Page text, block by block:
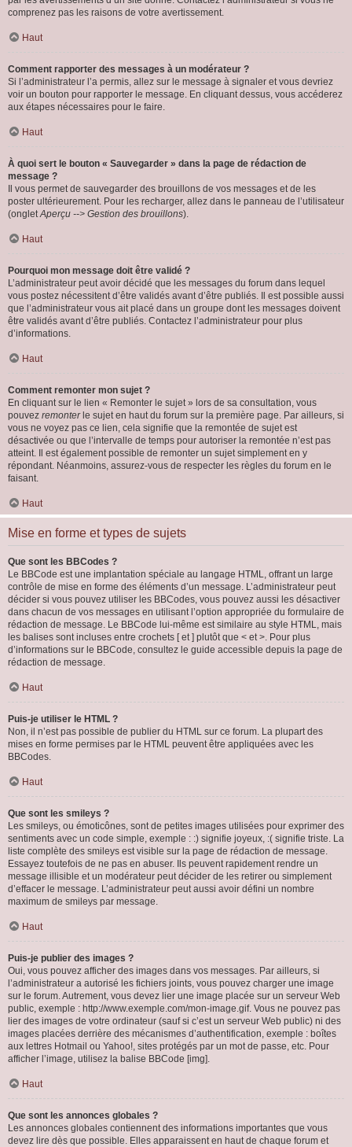
comprenez pas les raisons de votre avertissement.
Haut
Comment rapporter des messages à un modérateur ?
Si l’administrateur l’a permis, allez sur le message à signaler et vous devriez
voir un bouton pour rapporter le message. En cliquant dessus, vous accéderez
aux étapes nécessaires pour le faire.
Haut
À quoi sert le bouton « Sauvegarder » dans la page de rédaction de
message ?
Il vous permet de sauvegarder des brouillons de vos messages et de les
poster ultérieurement. Pour les recharger, allez dans le panneau de l’utilisateur
(ongletAperçu --> Gestion des brouillons).
Haut
Pourquoi mon message doit être validé ?
L’administrateur peut avoir décidé que les messages du forum dans lequel
vous postez nécessitent d’être validés avant d’être publiés. Il est possible aussi
que l’administrateur vous ait placé dans un groupe dont les messages doivent
être validés avant d’être publiés. Contactez l’administrateur pour plus
d’informations.
Haut
Comment remonter mon sujet ?
En cliquant sur le lien « Remonter le sujet » lors de sa consultation, vous
pouvez remonterle sujet en haut du forum sur la première page. Par ailleurs, si
vous ne voyez pas ce lien, cela signifie que la remontée de sujet est
désactivée ou que l’intervalle de temps pour autoriser la remontée n’est pas
atteint. Il est également possible de remonter un sujet simplement en y
répondant. Néanmoins, assurez-vous de respecter les règles du forum en le
faisant.
Haut
Mise en forme et types de sujets
Que sont les BBCodes ?
Le BBCode est une implantation spéciale au langage HTML, offrant un large
contrôle de mise en forme des éléments d’un message. L’administrateur peut
décider si vous pouvez utiliser les BBCodes, vous pouvez aussi les désactiver
dans chacun de vos messages en utilisant l’option appropriée du formulaire de
rédaction de message. Le BBCode lui-même est similaire au style HTML, mais
les balises sont incluses entre crochets [ et ] plutôt que < et >. Pour plus
d’informations sur le BBCode, consultez le guide accessible depuis la page de
rédaction de message.
Haut
Puis-je utiliser le HTML ?
Non, il n’est pas possible de publier du HTML sur ce forum. La plupart des
mises en forme permises par le HTML peuvent être appliquées avec les
BBCodes.
Haut
Que sont les smileys ?
Les smileys, ou émoticônes, sont de petites images utilisées pour exprimer des
sentiments avec un code simple, exemple : :) signifie joyeux, :( signifie triste. La
liste complète des smileys est visible sur la page de rédaction de message.
Essayez toutefois de ne pas en abuser. Ils peuvent rapidement rendre un
message illisible et un modérateur peut décider de les retirer ou simplement
d’effacer le message. L’administrateur peut aussi avoir défini un nombre
maximum de smileys par message.
Haut
Puis-je publier des images ?
Oui, vous pouvez afficher des images dans vos messages. Par ailleurs, si
l’administrateur a autorisé les fichiers joints, vous pouvez charger une image
sur le forum. Autrement, vous devez lier une image placée sur un serveur Web
public, exemple : http://www.exemple.com/mon-image.gif. Vous ne pouvez pas
lier des images de votre ordinateur (sauf si c’est un serveur Web public) ni des
images placées derrière des mécanismes d’authentification, exemple : boîtes
aux lettres Hotmail ou Yahoo!, sites protégés par un mot de passe, etc. Pour
afficher l’image, utilisez la balise BBCode [img].
Haut
Que sont les annonces globales ?
Les annonces globales contiennent des informations importantes que vous
devez lire dès que possible. Elles apparaissent en haut de chaque forum et